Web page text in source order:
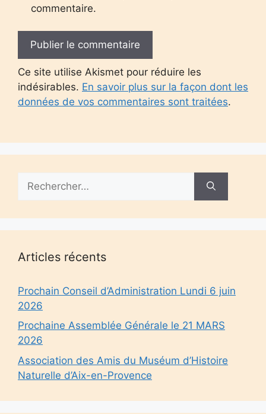
commentaire.
Ce site utilise Akismet pour réduire les
indésirables. En savoir plus sur la façon dont les
données de vos commentaires sont traitées.
Articles récents
Prochain Conseil d’Administration Lundi 6 juin
2026
Prochaine Assemblée Générale le 21 MARS
2026
Association des Amis du Muséum d’Histoire
Naturelle d’Aix-en-Provence